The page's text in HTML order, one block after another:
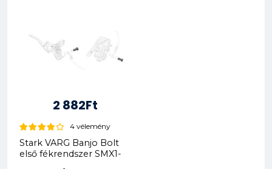
2 882Ft
4 vélemény
Stark VARG Banjo Bolt
első fékrendszer SMX1-